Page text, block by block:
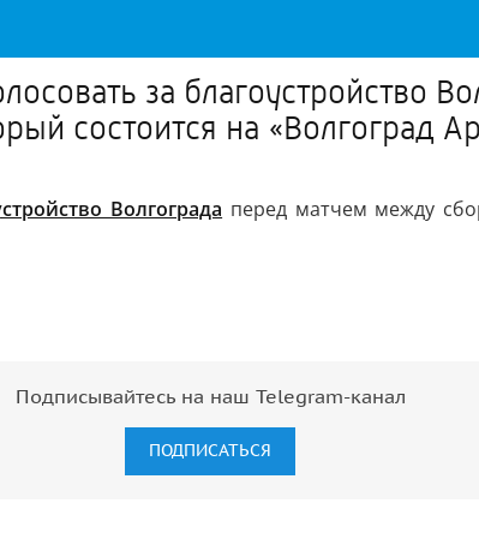
за благоустройство
состоится на «Волгоград
Волгограда перед матчем между
Подписывайтесь на наш Telegram-канал
ПОДПИСАТЬСЯ